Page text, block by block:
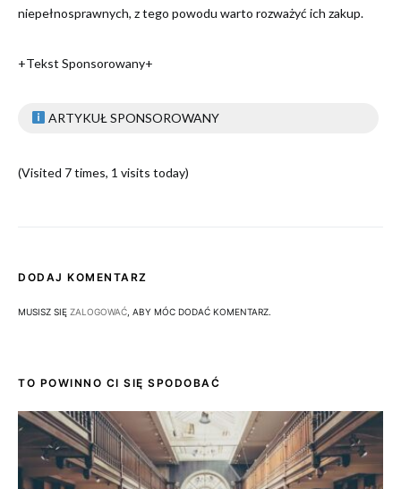
niepełnosprawnych, z tego powodu warto rozważyć ich zakup.
+Tekst Sponsorowany+
ARTYKUŁ SPONSOROWANY
(Visited 7 times, 1 visits today)
DODAJ KOMENTARZ
MUSISZ SIĘ ZALOGOWAĆ , ABY MÓC DODAĆ KOMENTARZ.
TO POWINNO CI SIĘ SPODOBAĆ